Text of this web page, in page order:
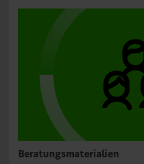
Beratungsmaterialien